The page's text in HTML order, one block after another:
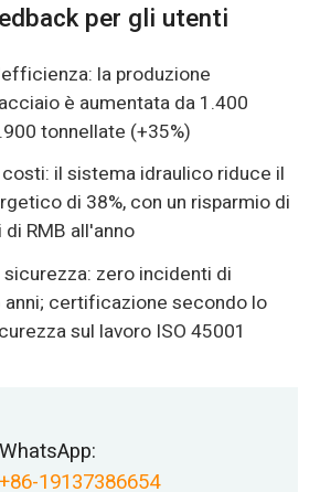
per gli utenti
la produzione
è aumentata da 1.400
tonnellate (+35%)
il sistema idraulico riduce il
di 38%, con un risparmio di
RMB all'anno
zero incidenti di
anni; certificazione secondo lo
sul lavoro ISO 45001
WhatsApp:
+86-19137386654